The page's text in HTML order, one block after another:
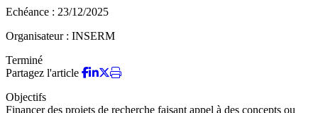
Echéance : 23/12/2025
Organisateur : INSERM
Terminé
Partagez l'article
Objectifs
Financer des projets de recherche faisant appel à des concepts ou